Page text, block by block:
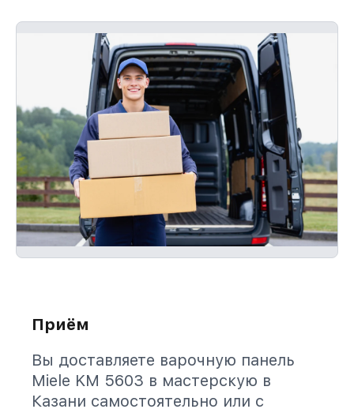
Приём
Вы доставляете варочную панель
Miele KM 5603 в мастерскую в
Казани самостоятельно или с